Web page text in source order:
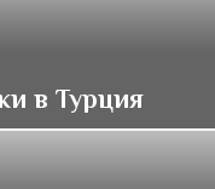
в Турция